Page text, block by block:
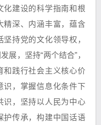
化建设的科学指南和根
精深、内涵丰富，蕴含
持党的文化领导权，
展，坚持“两个结合”，
和践行社会主义核心价
识，掌握信息化条件下
识，坚持以人民为中心
护传承，构建中国话语